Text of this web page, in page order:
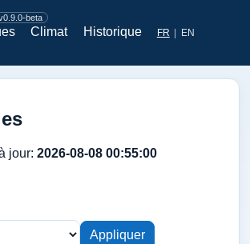
beta
Climat Historique FR | EN
jour:2026-08-08 00:55:00
Appliquer